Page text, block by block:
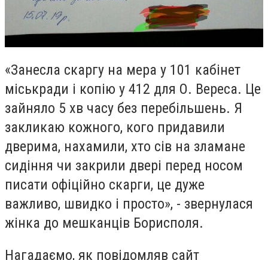
«Занесла скаргу на мера у 101 кабінет
міськради і копію у 412 для О. Вереса. Це
зайняло 5 хв часу без перебільшень. Я
закликаю кожного, кого придавили
дверима, нахамили, хто сів на зламане
сидіння чи закрили двері перед носом
писати офіційно скарги, це дуже
важливо, швидко і просто», - звернулася
жінка до мешканців Борисполя.
Нагадаємо, як повідомляв сайт